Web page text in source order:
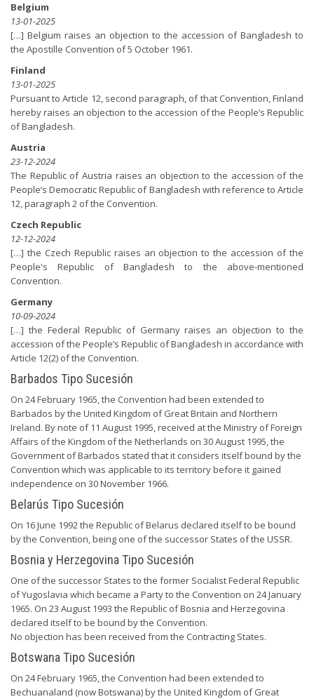
Belgium
13-01-2025
[…] Belgium raises an objection to the accession of Bangladesh to
the Apostille Convention of 5 October 1961.
Finland
13-01-2025
Pursuant to Article 12, second paragraph, of that Convention, Finland
hereby raises an objection to the accession of the People’s Republic
of Bangladesh.
Austria
23-12-2024
The Republic of Austria raises an objection to the accession of the
People’s Democratic Republic of Bangladesh with reference to Article
12, paragraph 2 of the Convention.
Czech Republic
12-12-2024
[…] the Czech Republic raises an objection to the accession of the
People's Republic of Bangladesh to the above-mentioned
Convention.
Germany
10-09-2024
[…] the Federal Republic of Germany raises an objection to the
accession of the People’s Republic of Bangladesh in accordance with
Article 12(2) of the Convention.
Barbados Tipo Sucesión
On 24 February 1965, the Convention had been extended to
Barbados by the United Kingdom of Great Britain and Northern
Ireland. By note of 11 August 1995, received at the Ministry of Foreign
Affairs of the Kingdom of the Netherlands on 30 August 1995, the
Government of Barbados stated that it considers itself bound by the
Convention which was applicable to its territory before it gained
independence on 30 November 1966.
Belarús Tipo Sucesión
On 16 June 1992 the Republic of Belarus declared itself to be bound
by the Convention, being one of the successor States of the USSR.
Bosnia y Herzegovina Tipo Sucesión
One of the successor States to the former Socialist Federal Republic
of Yugoslavia which became a Party to the Convention on 24 January
1965. On 23 August 1993 the Republic of Bosnia and Herzegovina
declared itself to be bound by the Convention.
No objection has been received from the Contracting States.
Botswana Tipo Sucesión
On 24 February 1965, the Convention had been extended to
Bechuanaland (now Botswana) by the United Kingdom of Great